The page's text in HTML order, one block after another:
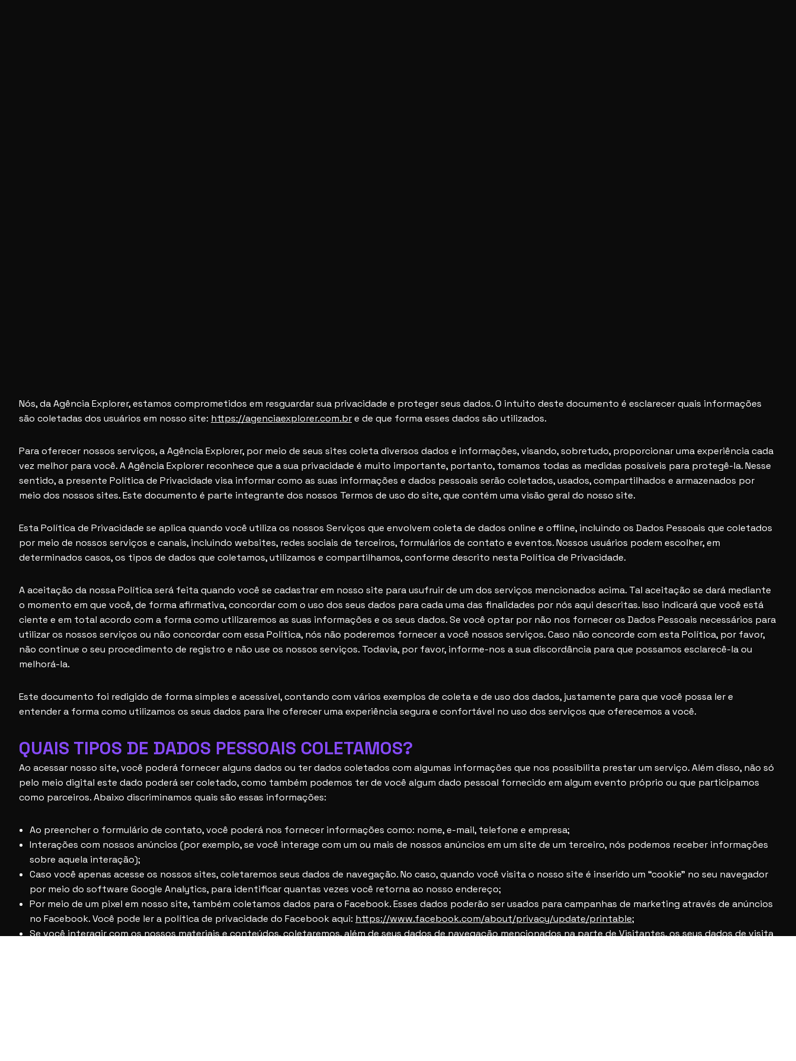
Nós, da Agência Explorer, estamos comprometidos em resguardar sua privacidade e proteger seus dados. O intuito deste documento é esclarecer quais informações
são coletadas dos usuários em nosso site: https://agenciaexplorer.com.bre de que forma esses dados são utilizados.
Para oferecer nossos serviços, a Agência Explorer, por meio de seus sites coleta diversos dados e informações, visando, sobretudo, proporcionar uma experiência cada
vez melhor para você. A Agência Explorer reconhece que a sua privacidade é muito importante, portanto, tomamos todas as medidas possíveis para protegê-la. Nesse
sentido, a presente Política de Privacidade visa informar como as suas informações e dados pessoais serão coletados, usados, compartilhados e armazenados por
meio dos nossos sites. Este documento é parte integrante dos nossos Termos de uso do site, que contém uma visão geral do nosso site.
Esta Política de Privacidade se aplica quando você utiliza os nossos Serviços que envolvem coleta de dados online e offline, incluindo os Dados Pessoais que coletados
por meio de nossos serviços e canais, incluindo websites, redes sociais de terceiros, formulários de contato e eventos. Nossos usuários podem escolher, em
determinados casos, os tipos de dados que coletamos, utilizamos e compartilhamos, conforme descrito nesta Política de Privacidade.
A aceitação da nossa Política será feita quando você se cadastrar em nosso site para usufruir de um dos serviços mencionados acima. Tal aceitação se dará mediante
o momento em que você, de forma afirmativa, concordar com o uso dos seus dados para cada uma das finalidades por nós aqui descritas. Isso indicará que você está
ciente e em total acordo com a forma como utilizaremos as suas informações e os seus dados. Se você optar por não nos fornecer os Dados Pessoais necessários para
utilizar os nossos serviços ou não concordar com essa Política, nós não poderemos fornecer a você nossos serviços. Caso não concorde com esta Política, por favor,
não continue o seu procedimento de registro e não use os nossos serviços. Todavia, por favor, informe-nos a sua discordância para que possamos esclarecê-la ou
melhorá-la.
Este documento foi redigido de forma simples e acessível, contando com vários exemplos de coleta e de uso dos dados, justamente para que você possa ler e
entender a forma como utilizamos os seus dados para lhe oferecer uma experiência segura e confortável no uso dos serviços que oferecemos a você.
QUAIS TIPOS DE DADOS PESSOAIS COLETAMOS?
Ao acessar nosso site, você poderá fornecer alguns dados ou ter dados coletados com algumas informações que nos possibilita prestar um serviço. Além disso, não só
pelo meio digital este dado poderá ser coletado, como também podemos ter de você algum dado pessoal fornecido em algum evento próprio ou que participamos
como parceiros. Abaixo discriminamos quais são essas informações:
Ao preencher o formulário de contato, você poderá nos fornecer informações como: nome, e-mail, telefone e empresa;
Interações com nossos anúncios (por exemplo, se você interage com um ou mais de nossos anúncios em um site de um terceiro, nós podemos receber informações
sobre aquela interação);
Caso você apenas acesse os nossos sites, coletaremos seus dados de navegação. No caso, quando você visita o nosso site é inserido um “cookie” no seu navegador
por meio do software Google Analytics, para identificar quantas vezes você retorna ao nosso endereço;
Por meio de um pixel em nosso site, também coletamos dados para o Facebook. Esses dados poderão ser usados para campanhas de marketing através de anúncios
no Facebook. Você pode ler a política de privacidade do Facebook aqui: https://www.facebook.com/about/privacy/update/printable;
Se você interagir com os nossos materiais e conteúdos, coletaremos, além de seus dados de navegação mencionados na parte de Visitantes, os seus dados de visita